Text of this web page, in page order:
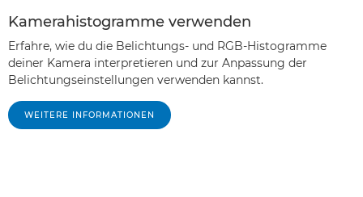
Kamerahistogramme verwenden
Erfahre, wie du die Belichtungs- und RGB-Histogramme
deiner Kamera interpretieren und zur Anpassung der
Belichtungseinstellungen verwenden kannst.
WEITERE INFORMATIONEN